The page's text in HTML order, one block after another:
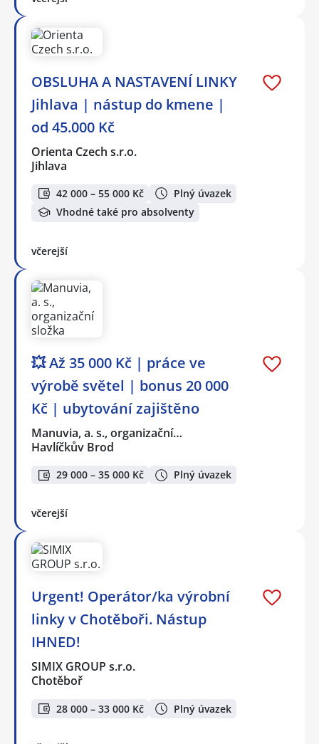
OBSLUHA A NASTAVENÍ LINKY
Jihlava | nástup do kmene |
od 45.000 Kč
Orienta Czech s.r.o.
Jihlava
42 000 – 55 000 Kč
Plný úvazek
Vhodné také pro absolventy
včerejší
💥 Až 35 000 Kč | práce ve
výrobě světel | bonus 20 000
Kč | ubytování zajištěno
Manuvia, a. s., organizační…
Havlíčkův Brod
29 000 – 35 000 Kč Plný úvazek
včerejší
Urgent! Operátor/ka výrobní
linky v Chotěboři. Nástup
IHNED!
SIMIX GROUP s.r.o.
Chotěboř
28 000 – 33 000 Kč Plný úvazek